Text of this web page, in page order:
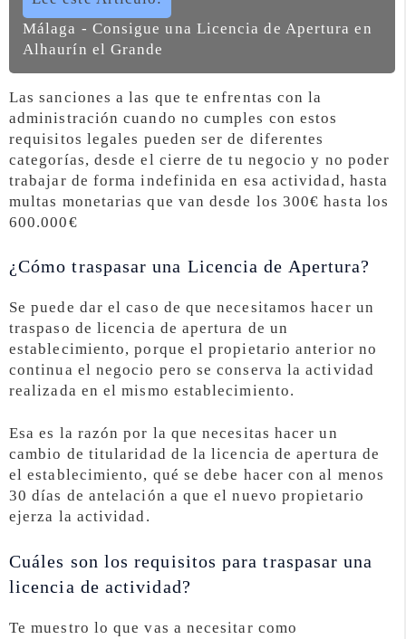
Málaga - Consigue una Licencia de Apertura en
Alhaurín el Grande
Las sanciones a las que te enfrentas con la
administración cuando no cumples con estos
requisitos legales pueden ser de diferentes
categorías, desde el cierre de tu negocio y no poder
trabajar de forma indefinida en esa actividad, hasta
multas monetarias que van desde los 300€ hasta los
600.000€
¿Cómo traspasar una Licencia de Apertura?
Se puede dar el caso de que necesitamos hacer un
traspaso de licencia de apertura de un
establecimiento, porque el propietario anterior no
continua el negocio pero se conserva la actividad
realizada en el mismo establecimiento.
Esa es la razón por la que necesitas hacer un
cambio de titularidad de la licencia de apertura de
el establecimiento, qué se debe hacer con al menos
30 días de antelación a que el nuevo propietario
ejerza la actividad.
Cuáles son los requisitos para traspasar una
licencia de actividad?
Te muestro lo que vas a necesitar como